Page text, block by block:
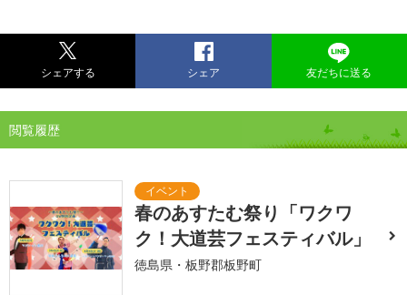
シェアする シェア 友だちに送る
閲覧履歴
春のあすたむ祭り「ワクワ
ク！大道芸フェスティバル」
徳島県・板野郡板野町